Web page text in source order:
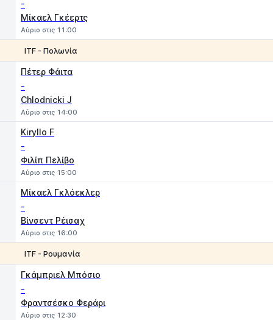
-
Μίκαελ Γκέερτς
Αύριο στις 11:00
ITF - Πολωνία
Πέτερ Φάιτα
-
Chlodnicki J
Αύριο στις 14:00
Kiryllo F
-
Φιλίπ Πελίβο
Αύριο στις 15:00
Μίκαελ Γκλόεκλερ
-
Βίνσεντ Ρέισαχ
Αύριο στις 16:00
ITF - Ρουμανία
Γκάμπριελ Μπόσιο
-
Φραντσέσκο Φεράρι
Αύριο στις 12:30